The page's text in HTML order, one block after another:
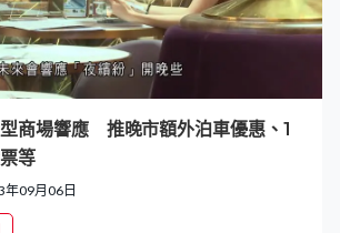
商場響應 推晚市額外泊車優惠、1
等
年09月06日